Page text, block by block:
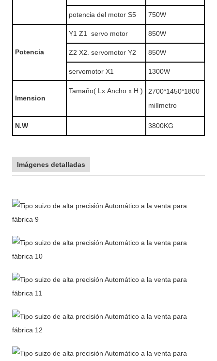
potencia del motor S5 750W
Potencia
Y1 Z1 servo motor 850W
Z2 X2. servomotor Y2 850W
servomotor X1 1300W
Imension
Tamaño( Lx Ancho x H )
2700*1450*1800
milímetro
N.W 3800KG
Imágenes detalladas